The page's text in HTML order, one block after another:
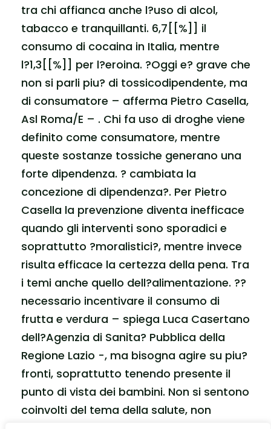
tra chi affianca anche l?uso di alcol,
tabacco e tranquillanti. 6,7[[%]] il
consumo di cocaina in Italia, mentre
l?1,3[[%]] per l?eroina. ?Oggi e? grave che
non si parli piu? di tossicodipendente, ma
di consumatore – afferma Pietro Casella,
Asl Roma/E – . Chi fa uso di droghe viene
definito come consumatore, mentre
queste sostanze tossiche generano una
forte dipendenza. ? cambiata la
concezione di dipendenza?. Per Pietro
Casella la prevenzione diventa inefficace
quando gli interventi sono sporadici e
soprattutto ?moralistici?, mentre invece
risulta efficace la certezza della pena. Tra
i temi anche quello dell?alimentazione. ??
necessario incentivare il consumo di
frutta e verdura – spiega Luca Casertano
dell?Agenzia di Sanita? Pubblica della
Regione Lazio -, ma bisogna agire su piu?
fronti, soprattutto tenendo presente il
punto di vista dei bambini. Non si sentono
coinvolti del tema della salute, non